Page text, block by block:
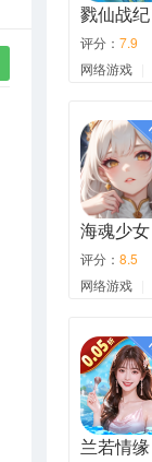
戮仙战纪
评分： 7.9
网络游戏
海魂少女
评分： 8.5
网络游戏
兰若情缘